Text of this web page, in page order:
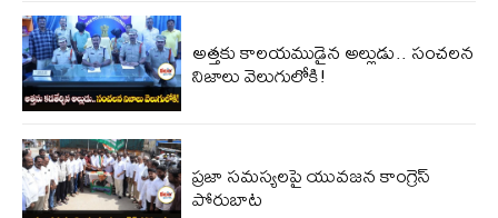
అత్తకు కాలయముడైన అల్లుడు.. సంచలన
నిజాలు వెలుగులోకి!
ప్రజా సమస్యలపై యువజన కాంగ్రెస్
పోరుబాట